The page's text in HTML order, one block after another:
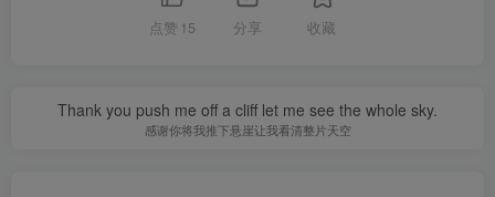
点赞 15 分享 收藏
Thank you push me off a cliff let me see the whole sky.
感谢你将我推下悬崖让我看清整片天空